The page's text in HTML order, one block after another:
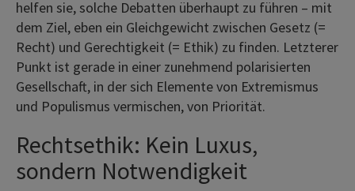
helfen sie, solche Debatten überhaupt zu führen – mit
dem Ziel, eben ein Gleichgewicht zwischen Gesetz (=
Recht) und Gerechtigkeit (= Ethik) zu finden. Letzterer
Punkt ist gerade in einer zunehmend polarisierten
Gesellschaft, in der sich Elemente von Extremismus
und Populismus vermischen, von Priorität.
Rechtsethik: Kein Luxus,
sondern Notwendigkeit